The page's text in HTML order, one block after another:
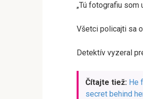
„Tú fotografiu som
Všetci policajti sa
Detektív vyzeral
Čítajte tiež: He
secret behind